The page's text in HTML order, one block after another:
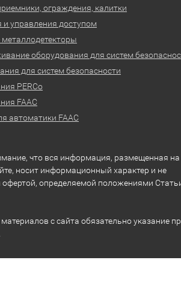
ограждения, калитки
управления доступом
оборудования для систем
для систем безопасности
PERCo
FAAC
автоматики FAAC
что вся информация, размещенная на
носит информационный характер и не
офертой, определяемой положениями
с сайта обязательно указание